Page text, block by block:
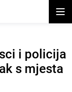
i policija
s mjesta